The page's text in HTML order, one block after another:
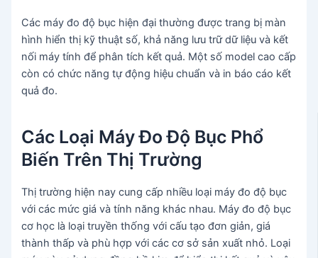
Các máy đo độ bục hiện đại thường được trang bị màn
hình hiển thị kỹ thuật số, khả năng lưu trữ dữ liệu và kết
nối máy tính để phân tích kết quả. Một số model cao cấp
còn có chức năng tự động hiệu chuẩn và in báo cáo kết
quả đo.
Các Loại Máy Đo Độ Bục Phổ
Biến Trên Thị Trường
Thị trường hiện nay cung cấp nhiều loại máy đo độ bục
với các mức giá và tính năng khác nhau. Máy đo độ bục
cơ học là loại truyền thống với cấu tạo đơn giản, giá
thành thấp và phù hợp với các cơ sở sản xuất nhỏ. Loại